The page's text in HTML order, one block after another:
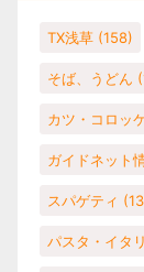
TX浅草 (158)
そば、うどん
カツ・コロッ
ガイドネット
スパゲティ
パスタ・イタ